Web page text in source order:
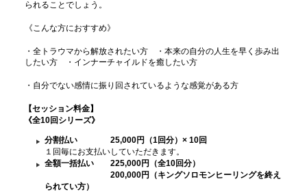
られることでしょう。
《こんな方におすすめ》
・全トラウマから解放されたい方 ・本来の自分の人生を早く歩み出
したい方 ・インナーチャイルドを癒したい方
・自分でない感情に振り回されているような感覚がある方
【セッション料金】
《全10回シリーズ》
分割払い 25,000円（1回分）× 10回
１回毎にお支払いしていただきます。
全額一括払い 225,000円（全10回分）
200,000円（キングソロモンヒーリングを終え
られてい方）